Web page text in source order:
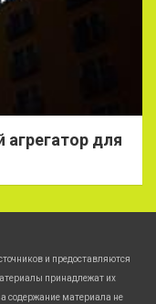
для
и предоставляются
принадлежат их
содержание материала не